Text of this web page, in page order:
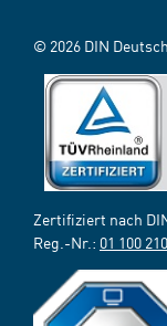
© 2026 DIN
Zertifiziert nach
Reg.-Nr.: 01 100